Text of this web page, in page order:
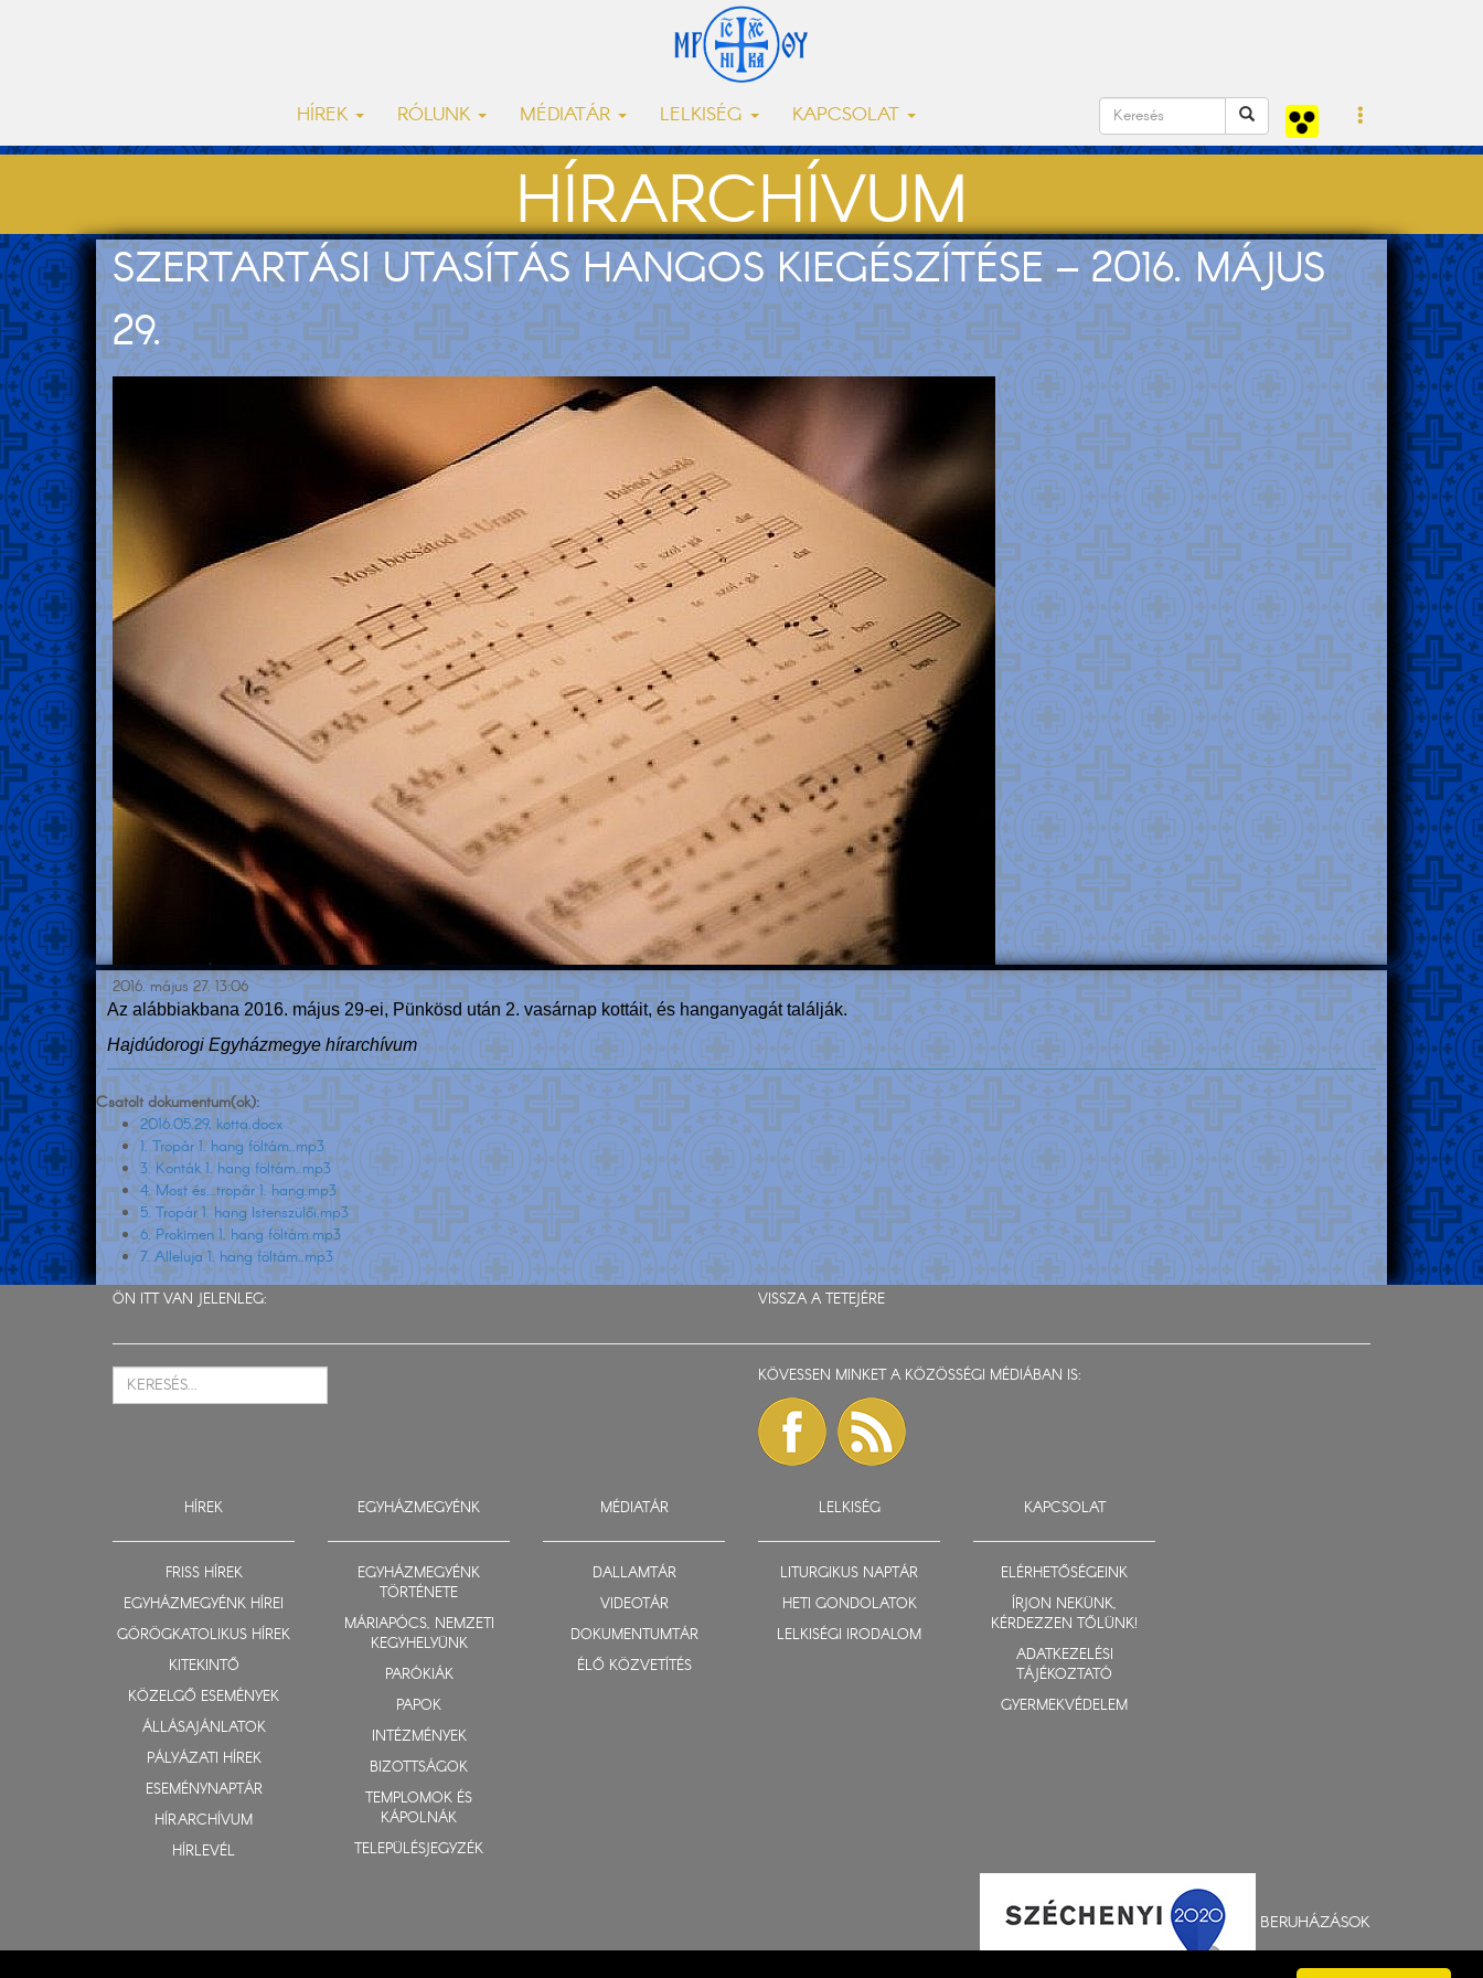
HÍREK RÓLUNK MÉDIATÁR LELKISÉG KAPCSOLAT
HÍRARCHÍVUM
SZERTARTÁSI UTASÍTÁS HANGOS KIEGÉSZÍTÉSE – 2016. MÁJUS
29.
2016. május 27. 13:06
Az alábbiakbana 2016. május 29-ei, Pünkösd után 2. vasárnap kottáit, és hanganyagát találják.
Hajdúdorogi Egyházmegye hírarchívum
Csatolt dokumentum(ok):
2016.05.29, kotta.docx
1. Tropár 1. hang föltám..mp3
3. Konták 1. hang föltám..mp3
4. Most és...tropár 1. hang.mp3
5. Tropár 1. hang Istenszülői.mp3
6. Prokimen 1. hang föltám.mp3
7. Alleluja 1. hang föltám..mp3
ÖN ITT VAN JELENLEG: VISSZA A TETEJÉRE
KÖVESSEN MINKET A KÖZÖSSÉGI MÉDIÁBAN IS:
HÍREK
FRISS HÍREK
EGYHÁZMEGYÉNK HÍREI
GÖRÖGKATOLIKUS HÍREK
KITEKINTŐ
KÖZELGŐ ESEMÉNYEK
ÁLLÁSAJÁNLATOK
PÁLYÁZATI HÍREK
ESEMÉNYNAPTÁR
HÍRARCHÍVUM
HÍRLEVÉL
EGYHÁZMEGYÉNK
EGYHÁZMEGYÉNK
TÖRTÉNETE
MÁRIAPÓCS, NEMZETI
KEGYHELYÜNK
PARÓKIÁK
PAPOK
INTÉZMÉNYEK
BIZOTTSÁGOK
TEMPLOMOK ÉS
KÁPOLNÁK
TELEPÜLÉSJEGYZÉK
MÉDIATÁR
DALLAMTÁR
VIDEOTÁR
DOKUMENTUMTÁR
ÉLŐ KÖZVETÍTÉS
LELKISÉG
LITURGIKUS NAPTÁR
HETI GONDOLATOK
LELKISÉGI IRODALOM
KAPCSOLAT
ELÉRHETŐSÉGEINK
ÍRJON NEKÜNK,
KÉRDEZZEN TŐLÜNK!
ADATKEZELÉSI
TÁJÉKOZTATÓ
GYERMEKVÉDELEM
BERUHÁZÁSOK